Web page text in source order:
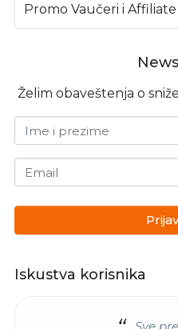
Promo Vaučeri i
Želim obaveštenja o
Ime i prezime
Email
Iskustva korisnika